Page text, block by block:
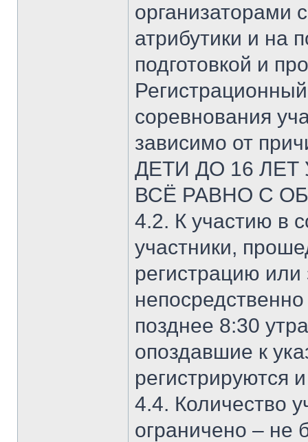
организаторами
атрибутики и на
подготовкой и
соревнования
зависимо от
ДЕТИ ДО 16
ВСЁ РАВНО С
4.2. К участию в
участники,
регистрацию
позднее 8:30
опоздавшие к
регистрируются
4.4. Количество
ограничено – не